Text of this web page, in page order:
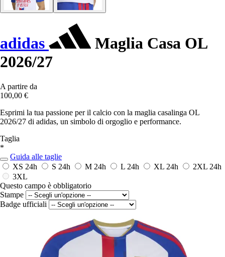
adidas
Maglia Casa OL
2026/27
A partire da
100,00 €
Esprimi la tua passione per il calcio con la maglia casalinga OL
2026/27 di adidas, un simbolo di orgoglio e performance.
Taglia
*
Guida alle taglie
XS 24h S 24h M 24h L 24h XL 24h 2XL 24h
3XL
Questo campo è obbligatorio
Stampe
Badge ufficiali